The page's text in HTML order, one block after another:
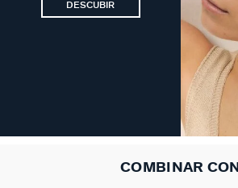
DESCUBIR
COMBINAR CON